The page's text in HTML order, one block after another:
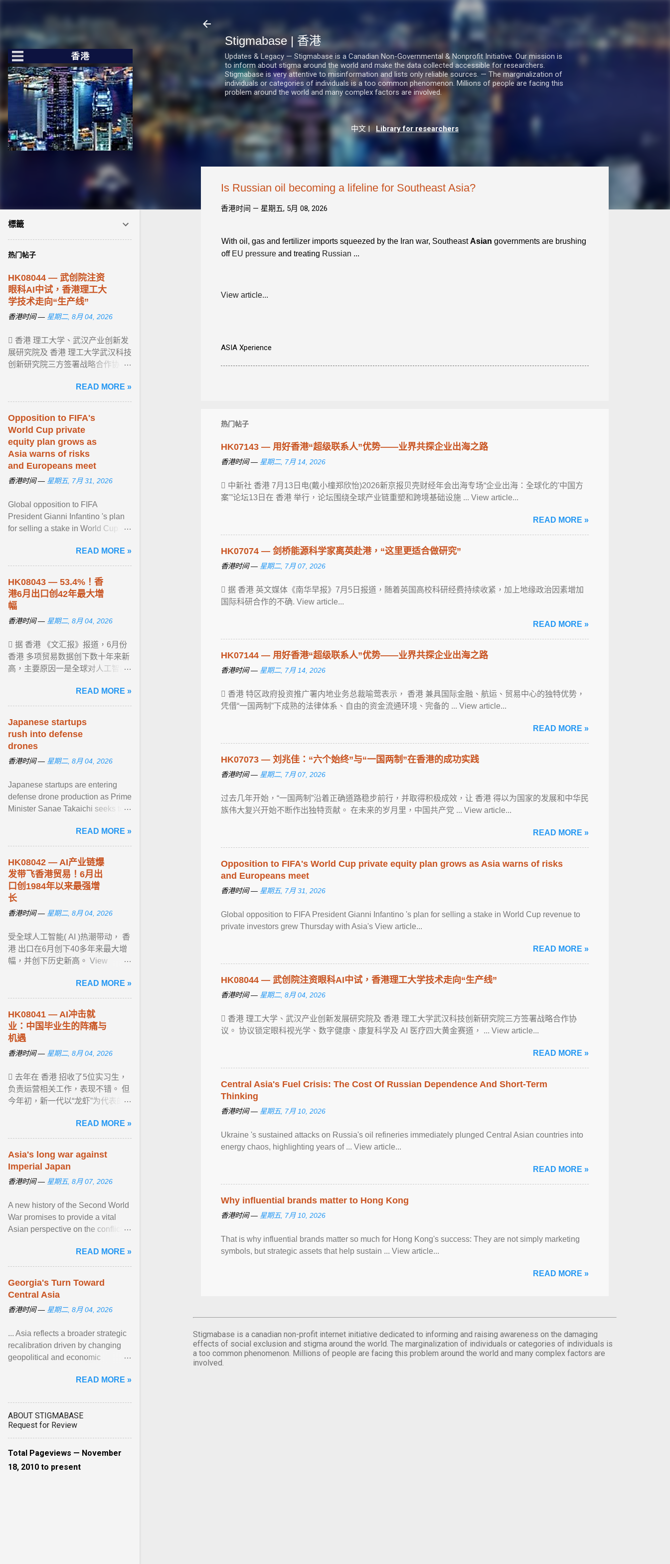
Stigmabase | 香港
Updates & Legacy — Stigmabase is a Canadian Non-Governmental & Nonprofit Initiative. Our mission is
to inform about stigma around the world and make the data collected accessible for researchers.
Stigmabase is very attentive to misinformation and lists only reliable sources. — The marginalization of
individuals or categories of individuals is a too common phenomenon. Millions of people are facing this
problem around the world and many complex factors are involved.
中文 | Library for researchers
Is Russian oil becoming a lifeline for Southeast Asia?
香港时间 — 星期五, 5月 08, 2026
With oil, gas and fertilizer imports squeezed by the Iran war, SoutheastAsian governments are brushing
off EU pressure and treating Russian ...
View article...
ASIA Xperience
热门帖子
HK07143 — 用好香港“超级联系人”优势——业界共探企业出海之路
香港时间 — 星期二, 7月 14, 2026
 中新社 香港 7月13日电(戴小橦郑欣怡)2026新京报贝壳财经年会出海专场“企业出海：全球化的'中国方
案'”论坛13日在 香港 举行，论坛围绕全球产业链重塑和跨境基础设施 ... View article...
READ MORE »
HK07074 — 剑桥能源科学家离英赴港，“这里更适合做研究”
香港时间 — 星期二, 7月 07, 2026
 据 香港 英文媒体《南华早报》7月5日报道，随着英国高校科研经费持续收紧，加上地缘政治因素增加
国际科研合作的不确. View article...
READ MORE »
HK07144 — 用好香港“超级联系人”优势——业界共探企业出海之路
香港时间 — 星期二, 7月 14, 2026
 香港 特区政府投资推广署内地业务总裁喻莺表示， 香港 兼具国际金融、航运、贸易中心的独特优势，
凭借“一国两制”下成熟的法律体系、自由的资金流通环境、完备的 ... View article...
READ MORE »
HK07073 — 刘兆佳：“六个始终”与“一国两制”在香港的成功实践
香港时间 — 星期二, 7月 07, 2026
过去几年开始，“一国两制”沿着正确道路稳步前行，并取得积极成效，让 香港 得以为国家的发展和中华民
族伟大复兴开始不断作出独特贡献。 在未来的岁月里，中国共产党 ... View article...
READ MORE »
Opposition to FIFA's World Cup private equity plan grows as Asia warns of risks
and Europeans meet
香港时间 — 星期五, 7月 31, 2026
Global opposition to FIFA President Gianni Infantino 's plan for selling a stake in World Cup revenue to
private investors grew Thursday with Asia's View article...
READ MORE »
HK08044 — 武创院注资眼科AI中试， 香港理工大学技术走向“生产线”
香港时间 — 星期二, 8月 04, 2026
 香港 理工大学、武汉产业创新发展研究院及 香港 理工大学武汉科技创新研究院三方签署战略合作协
议。 协议锁定眼科视光学、数字健康、康复科学及 AI 医疗四大黄金赛道， ... View article...
READ MORE »
Central Asia's Fuel Crisis: The Cost Of Russian Dependence And Short-Term
Thinking
香港时间 — 星期五, 7月 10, 2026
Ukraine 's sustained attacks on Russia's oil refineries immediately plunged Central Asian countries into
energy chaos, highlighting years of ... View article...
READ MORE »
Why influential brands matter to Hong Kong
香港时间 — 星期五, 7月 10, 2026
That is why influential brands matter so much for Hong Kong's success: They are not simply marketing
symbols, but strategic assets that help sustain ... View article...
READ MORE »
Stigmabase is a canadian non-profit internet initiative dedicated to informing and raising awareness on the damaging
effects of social exclusion and stigma around the world. The marginalization of individuals or categories of individuals is
a too common phenomenon. Millions of people are facing this problem around the world and many complex factors are
involved.
標籤
热门帖子
HK08044 — 武创院注资
眼科AI中试， 香港理工大
学技术走向“生产线”
香港时间 — 星期二, 8月 04, 2026
 香港 理工大学、武汉产业创新发
展研究院及 香港 理工大学武汉科技
创新研究院三方签署战略合作协
康、康复科学及 AI 医疗四大黄金赛
道， ... View article...
READ MORE »
Opposition to FIFA's
World Cup private
equity plan grows as
Asia warns of risks
and Europeans meet
香港时间 — 星期五, 7月 31, 2026
Global opposition to FIFA
President Gianni Infantino 's plan
for selling a stake in World Cup
Thursday with Asia's View article...
READ MORE »
HK08043 — 53.4%！ 香
港6月出口创42年最大增
幅
香港时间 — 星期二, 8月 04, 2026
 据 香港 《文汇报》报道，6月份
香港 多项贸易数据创下数十年来新
高，主要原因一是全球对人工智能
是部分企业赶在美国7月24日临时
性10% ... View article...
READ MORE »
Japanese startups
rush into defense
drones
香港时间 — 星期二, 8月 04, 2026
Japanese startups are entering
defense drone production as Prime
Minister Sanae Takaichi seeks to
expand ... View article...READ MORE »
HK08042 — AI产业链爆
发带飞香港贸易！6月出
口创1984年以来最强增
长
香港时间 — 星期二, 8月 04, 2026
受全球人工智能( AI )热潮带动， 香
港 出口在6月创下40多年来最大增
幅，并创下历史新高。 View
READ MORE »
HK08041 — AI冲击就
业：中国毕业生的阵痛与
机遇
香港时间 — 星期二, 8月 04, 2026
 去年在 香港 招收了5位实习生，
负责运营相关工作，表现不错。 但
今年初，新一代以“龙虾”为代表的
道。庞国强的公司也快速 ... View
article...
READ MORE »
Asia's long war against
Imperial Japan
香港时间 — 星期五, 8月 07, 2026
A new history of the Second World
War promises to provide a vital
Asian perspective on the conflict,
events into a ... View article...
READ MORE »
Georgia's Turn Toward
Central Asia
香港时间 — 星期二, 8月 04, 2026
... Asia reflects a broader strategic
recalibration driven by changing
geopolitical and economic
bilateral diplomacy, the ... View
READ MORE »
ABOUT STIGMABASE
Request for Review
Total Pageviews — November
18, 2010 to present